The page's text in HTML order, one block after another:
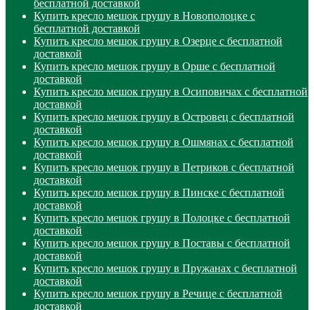
бесплатной доставкой
Купить кресло мешок грушу в Новополоцке с
бесплатной доставкой
Купить кресло мешок грушу в Озерце с бесплатной
доставкой
Купить кресло мешок грушу в Орше с бесплатной
доставкой
Купить кресло мешок грушу в Осиповичах с бесплатной
доставкой
Купить кресло мешок грушу в Островец с бесплатной
доставкой
Купить кресло мешок грушу в Ошмянах с бесплатной
доставкой
Купить кресло мешок грушу в Петриков с бесплатной
доставкой
Купить кресло мешок грушу в Пинске с бесплатной
доставкой
Купить кресло мешок грушу в Полоцке с бесплатной
доставкой
Купить кресло мешок грушу в Поставы с бесплатной
доставкой
Купить кресло мешок грушу в Пружанах с бесплатной
доставкой
Купить кресло мешок грушу в Речице с бесплатной
доставкой